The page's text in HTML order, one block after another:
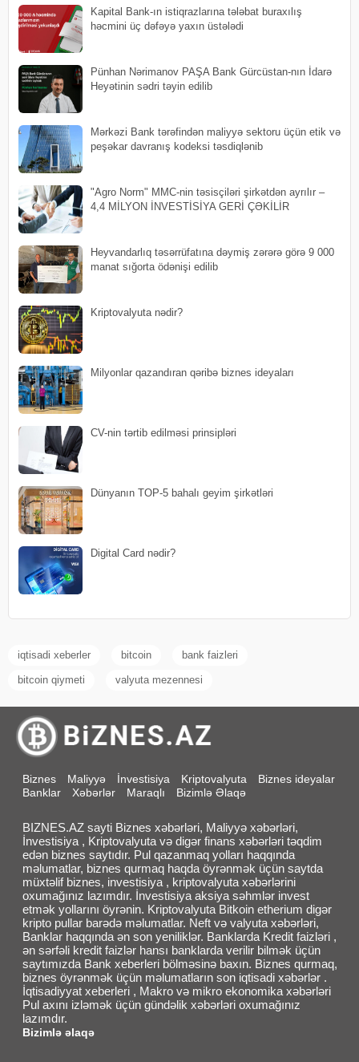
Kapital Bank-ın istiqrazlarına tələbat buraxılış
həcmini üç dəfəyə yaxın üstələdi
Pünhan Nərimanov PAŞA Bank Gürcüstan-nın İdarə
Heyətinin sədri təyin edilib
Mərkəzi Bank tərəfindən maliyyə sektoru üçün etik və
peşəkar davranış kodeksi təsdiqlənib
"Agro Norm" MMC-nin təsisçiləri şirkətdən ayrılır –
4,4 MİLYON İNVESTİSİYA GERİ ÇƏKİLİR
Heyvandarlıq təsərrüfatına dəymiş zərərə görə 9 000
manat sığorta ödənişi edilib
Kriptovalyuta nədir?
Milyonlar qazandıran qəribə biznes ideyaları
CV-nin tərtib edilməsi prinsipləri
Dünyanın TOP-5 bahalı geyim şirkətləri
Digital Card nədir?
iqtisadi xeberler bitcoin bank faizleri
bitcoin qiymeti valyuta mezennesi
Biznes Maliyyə İnvestisiya Kriptovalyuta
Biznes ideyalar
Banklar
Xəbərlər Maraqlı Bizimlə Əlaqə
BIZNES.AZ sayti Biznes xəbərləri, Maliyyə xəbərləri,
İnvestisiya , Kriptovalyuta və digər finans xəbərləri təqdim
edən biznes saytıdır. Pul qazanmaq yolları haqqında
məlumatlar, biznes qurmaq haqda öyrənmək üçün saytda
müxtəlif biznes, investisiya , kriptovalyuta xəbərlərini
oxumağınız lazımdır. İnvestisiya aksiya səhmlər invest
etmək yollarını öyrənin. Kriptovalyuta Bitkoin etherium digər
kripto pullar barədə məlumatlar. Neft və valyuta xəbərləri,
Banklar haqqında ən son yeniliklər. Banklarda Kredit faizləri ,
ən sərfəli kredit faizlər hansı banklarda verilir bilmək üçün
saytımızda Bank xeberleri bölməsinə baxın. Biznes qurmaq,
biznes öyrənmək üçün məlumatların son iqtisadi xəbərlər .
İqtisadiyyat xeberleri , Makro və mikro ekonomika xəbərləri
Pul axını izləmək üçün gündəlik xəbərləri oxumağınız
lazımdır.
Bizimlə əlaqə